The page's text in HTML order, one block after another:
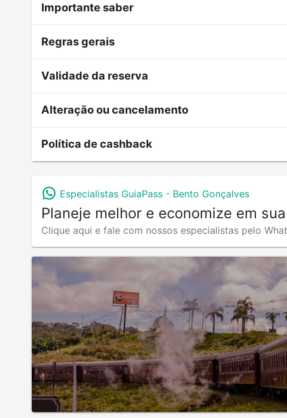
Importante saber
Regras gerais
Validade da reserva
Alteração ou cancelamento
Política de cashback
Especialistas GuiaPass - Bento Gonçalves
Planeje melhor e economize em
Clique aqui e fale com nossos especialistas pelo